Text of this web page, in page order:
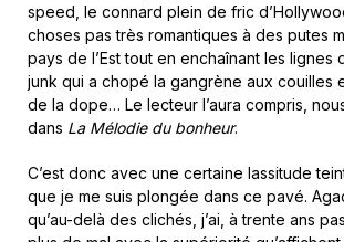
speed, le connard plein de fric
choses pas très romantiques à des putes
pays de l’Est tout en enchaînant les lignes
junk qui a chopé la gangrène aux couilles
de la dope… Le lecteur l’aura compris,
dans La Mélodie du bonheur.
C’est donc avec une certaine lassitude
que je me suis plongée dans ce pavé.
qu’au-delà des clichés, j’ai, à trente ans